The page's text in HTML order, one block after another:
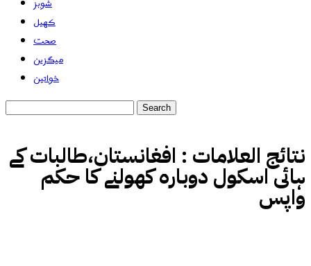
شوبز
کھیل
صحت
میگزین
خواتین
نتائج العلامات : افغانستان،طالبات کے
ہائی اسکول دوبارہ کھولنے کا حکم
واپس